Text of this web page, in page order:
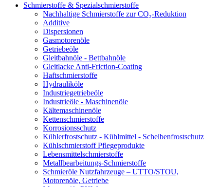
Schmierstoffe & Spezialschmierstoffe
Nachhaltige Schmierstoffe zur CO₂-Reduktion
Additive
Dispersionen
Gasmotorenöle
Getriebeöle
Gleitbahnöle - Bettbahnöle
Gleitlacke Anti-Friction-Coating
Haftschmierstoffe
Hydrauliköle
Industriegetriebeöle
Industrieöle - Maschinenöle
Kältemaschinenöle
Kettenschmierstoffe
Korrosionsschutz
Kühlerfrostschutz - Kühlmittel - Scheibenfrostschutz
Kühlschmierstoff Pflegeprodukte
Lebensmittelschmierstoffe
Metallbearbeitungs-Schmierstoffe
Schmieröle Nutzfahrzeuge – UTTO/STOU,
Motorenöle, Getriebe